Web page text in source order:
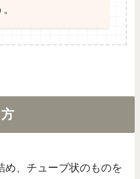
め、チューブ状のものを